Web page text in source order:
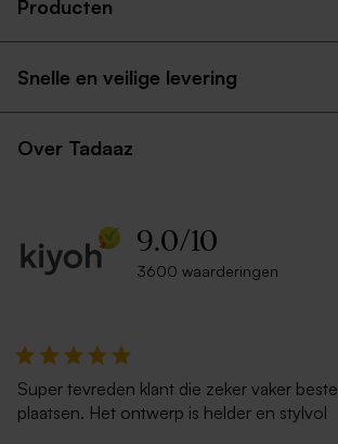
Producten
Snelle en veilige levering
Over Tadaaz
9.0/10
3600 waarderingen
Super tevreden klant die zeker vaker
plaatsen. Het ontwerp is helder en stylvol